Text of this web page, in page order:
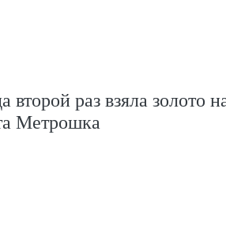
раз взяла золото
Метрошка